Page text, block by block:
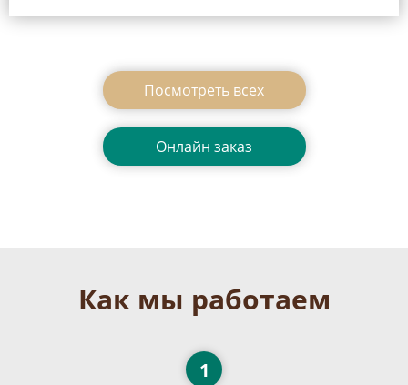
Посмотреть всеx
Онлайн заказ
Как мы работаем
1